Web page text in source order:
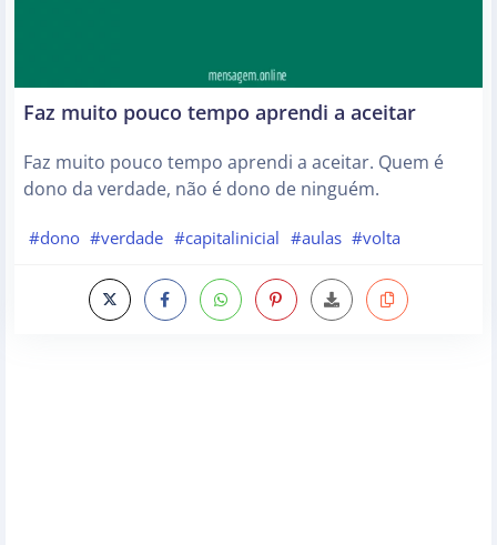
Faz muito pouco tempo aprendi a aceitar
Faz muito pouco tempo aprendi a aceitar. Quem é
dono da verdade, não é dono de ninguém.
#dono #verdade #capitalinicial #aulas #volta